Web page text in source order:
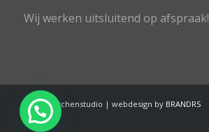
Wij werken uitsluitend op afspraak!
©2026Kitchenstudio | webdesign by BRANDRS